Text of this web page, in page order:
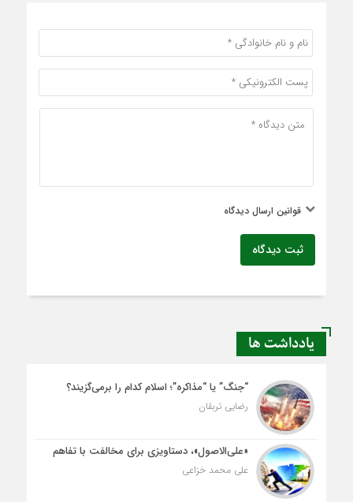
قوانین ارسال دیدگاه
ثبت دیدگاه
یادداشت ها
“جنگ” یا “مذاکره”؛ اسلام کدام را برمی‌گزیند؟
رضایی تربقان
«علی‌الاصول»، دستاویزی برای مخالفت با تفاهم
علی محمد خزاعی